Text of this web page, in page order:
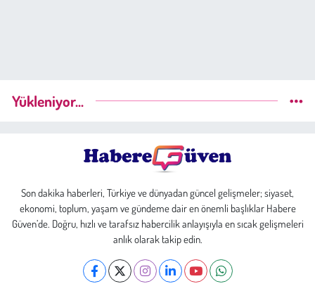
Yükleniyor...
Son dakika haberleri, Türkiye ve dünyadan güncel gelişmeler; siyaset,
ekonomi, toplum, yaşam ve gündeme dair en önemli başlıklar Habere
Güven’de. Doğru, hızlı ve tarafsız habercilik anlayışıyla en sıcak gelişmeleri
anlık olarak takip edin.